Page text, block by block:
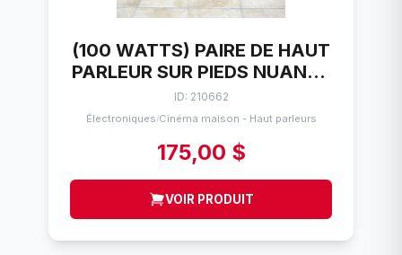
(100 WATTS) PAIRE DE HAUT
PARLEUR SUR PIEDS NUANCE
STAR1S
ID: 210662
Électroniques/Cinéma maison - Haut parleurs
175,00 $
VOIR PRODUIT